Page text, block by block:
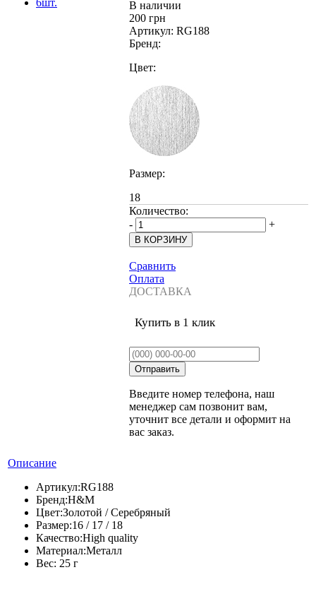
В наличии
200 грн
Артикул: RG188
Бренд:
Цвет:
Размер:
18
Количество:
-
+
Сравнить
Оплата
ДОСТАВКА
Купить в 1 клик
Введите номер телефона, наш
менеджер сам позвонит вам,
уточнит все детали и оформит на
вас заказ.
Описание
Артикул:RG188
Бренд:H&M
Цвет:Золотой / Серебряный
Размер:16 / 17 / 18
Качество:High quality
Материал:Металл
Вес: 25 г